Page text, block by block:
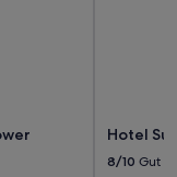
Hotel
8/10 Gut